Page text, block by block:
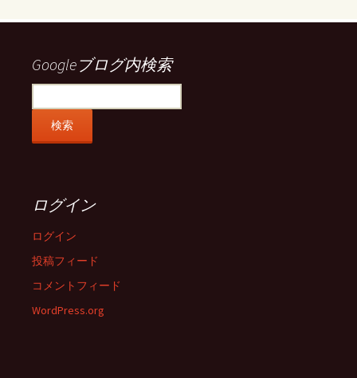
示
Googleブログ内検索
ログイン
ログイン
投稿フィード
コメントフィード
WordPress.org